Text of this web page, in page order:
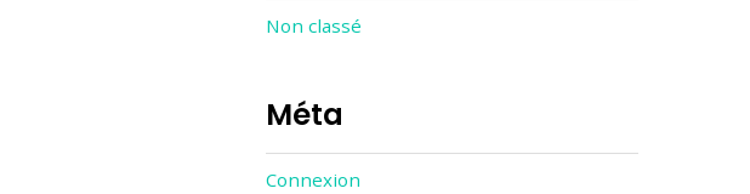
Non classé
Méta
Connexion